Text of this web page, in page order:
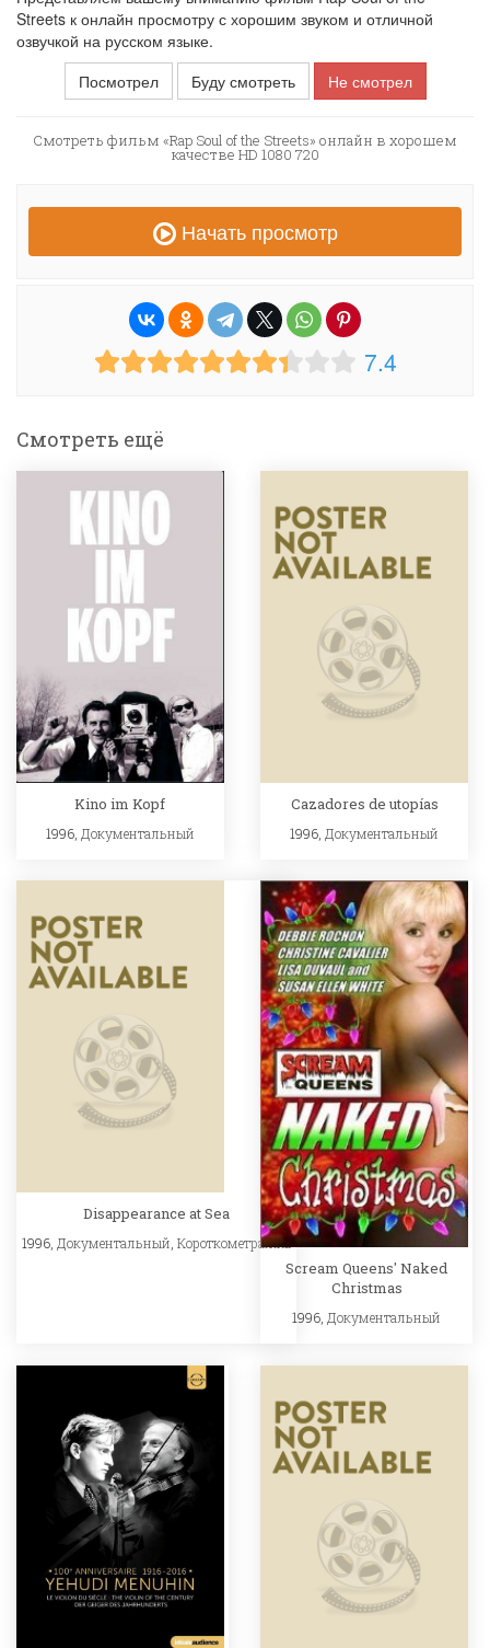
Streets к онлайн просмотру с хорошим звуком и отличной
озвучкой на русском языке.
Посмотрел
Буду смотреть Не смотрел
Смотреть фильм «Rap Soul of the Streets» онлайн в хорошем
качестве HD 1080 720
Начать просмотр
7.4
Смотреть ещё
Kino im Kopf
1996, Документальный
Cazadores de utopías
1996, Документальный
Disappearance at Sea
1996, Документальный, Короткометражка
Scream Queens' Naked
Christmas
1996, Документальный